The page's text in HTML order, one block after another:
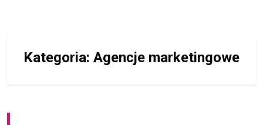
Kategoria: Agencje marketingowe